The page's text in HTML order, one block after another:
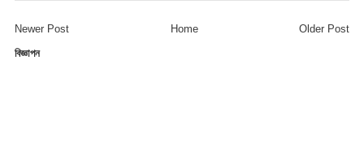
Newer Post Older Post
Home
বিজ্ঞাপন